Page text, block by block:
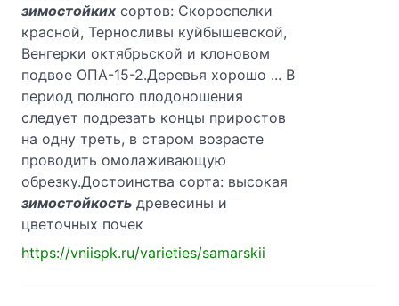
зимостойких сортов: Скороспелки
красной, Терносливы куйбышевской,
Венгерки октябрьской и клоновом
подвое ОПА-15-2.Деревья хорошо ... В
период полного плодоношения
следует подрезать концы приростов
на одну треть, в старом возрасте
проводить омолаживающую
обрезку.Достоинства сорта: высокая
зимостойкость древесины и
цветочных почек
https://vniispk.ru/varieties/samarskii